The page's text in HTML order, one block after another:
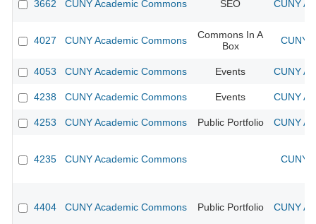
3662 CUNY Academic Commons SEO CUNY
4027 CUNY Academic Commons
Commons In A
Box
CUNY
4053 CUNY Academic Commons Events CUNY
4238 CUNY Academic Commons Events CUNY
4253 CUNY Academic Commons Public Portfolio CUNY
4235 CUNY Academic Commons CUNY
4404 CUNY Academic Commons Public Portfolio CUNY